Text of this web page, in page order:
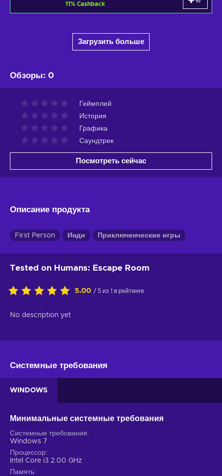
11% Cashback
Загрузить больше
Обзоры: 0
Геймплей
История
Графика
Саундтрек
Посмотреть сейчас
Описание продукта
First Person Инди Приключенческие игры
Tested on Humans: Escape Room
5.00 / 5 из 1 в рейтинге
No description yet
Системные требования
WINDOWS
Минимальные системные требования
Системные требования
Windows 7
Процессор
Intel Core i3 2.00 GHz
Память